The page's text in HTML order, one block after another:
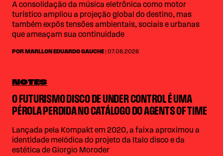
A consolidação da música eletrônica como motor
turístico ampliou a projeção global do destino, mas
também expôs tensões ambientais, sociais e urbanas
que ameaçam sua continuidade
POR MARLLON EDUARDO GAUCHE | 07.08.2026
NOTES
O FUTURISMO DISCO DE UNDER CONTROL É UMA
PÉROLA PERDIDA NO CATÁLOGO DO AGENTS OF TIME
Lançada pela Kompakt em 2020, a faixa aproximou a
identidade melódica do projeto da Italo disco e da
estética de Giorgio Moroder